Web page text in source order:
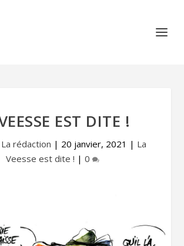
EST DITE !
La rédaction | 20 janvier, 2021 | La
Veesse est dite ! | 0